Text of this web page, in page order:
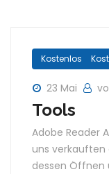
Kostenlos
23 Mai
Tools
Adobe Reader
uns verkauften
dessen Öffnen